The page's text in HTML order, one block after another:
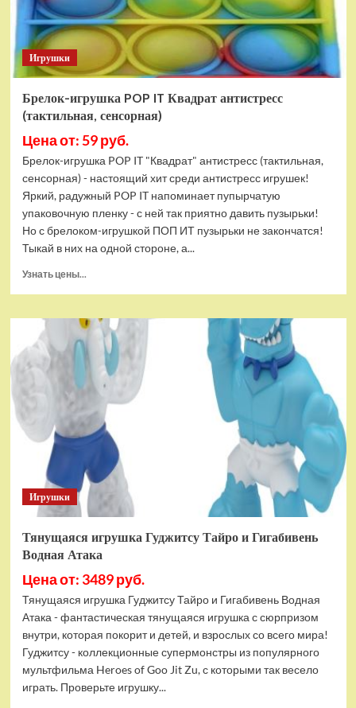
Игрушки
Брелок-игрушка POP IT Квадрат антистресс
(тактильная, сенсорная)
Цена от: 59 руб.
Брелок-игрушка POP IT "Квадрат" антистресс (тактильная,
сенсорная) - настоящий хит среди антистресс игрушек!
Яркий, радужный POP IT напоминает пупырчатую
упаковочную пленку - с ней так приятно давить пузырьки!
Но с брелоком-игрушкой ПОП ИТ пузырьки не закончатся!
Тыкай в них на одной стороне, а...
Узнать цены...
Брелок-
игрушка
POP
Квадрат
антистресс
(тактильная,
сенсорная)
Игрушки
Тянущаяся игрушка Гуджитсу Тайро и Гигабивень
Водная Атака
Цена от: 3489 руб.
Тянущаяся игрушка Гуджитсу Тайро и Гигабивень Водная
Атака - фантастическая тянущаяся игрушка с сюрпризом
внутри, которая покорит и детей, и взрослых со всего мира!
Гуджитсу - коллекционные супермонстры из популярного
мультфильма Heroes of Goo Jit Zu, с которыми так весело
играть. Проверьте игрушку...